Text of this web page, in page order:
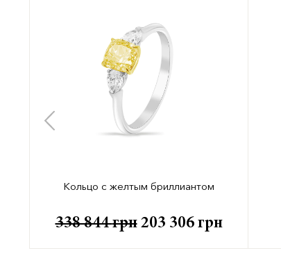
Кольцо с желтым бриллиантом
338 844грн 203 306 грн